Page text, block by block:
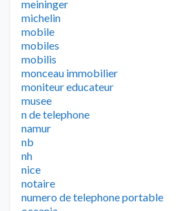
meininger
michelin
mobile
mobiles
mobilis
monceau immobilier
moniteur educateur
musee
n de telephone
namur
nb
nh
nice
notaire
numero de telephone portable